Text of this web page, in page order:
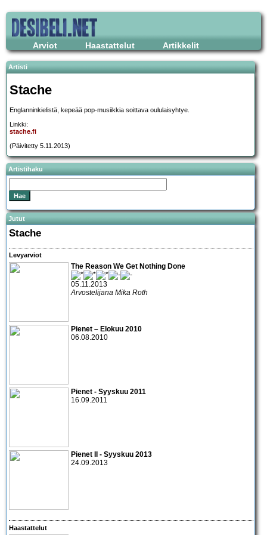
Arviot Haastattelut Artikkelit
Artisti
Stache
Englanninkielistä, kepeää pop-musiikkia soittava oululaisyhtye.
Linkki:
stache.fi
(Päivitetty 5.11.2013)
Artistihaku
Jutut
Stache
Levyarviot
The Reason We Get Nothing Done
05.11.2013
Arvostelijana Mika Roth
Pienet – Elokuu 2010
06.08.2010
Pienet - Syyskuu 2011
16.09.2011
Pienet II - Syyskuu 2013
24.09.2013
Haastattelut